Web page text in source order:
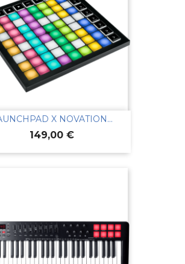
X NOVATION...
Prix
149,00 €